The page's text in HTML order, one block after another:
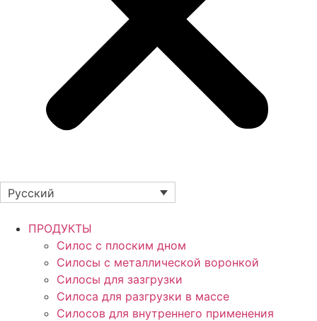
Русский
ПРОДУКТЫ
Силос с плоским дном
Силосы с металлической воронкой
Силосы для зазгрузки
Силоса для разгрузки в массе
Силосов для внутреннего применения